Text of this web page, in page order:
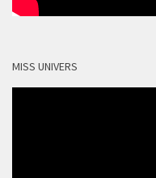
MISS UNIVERS